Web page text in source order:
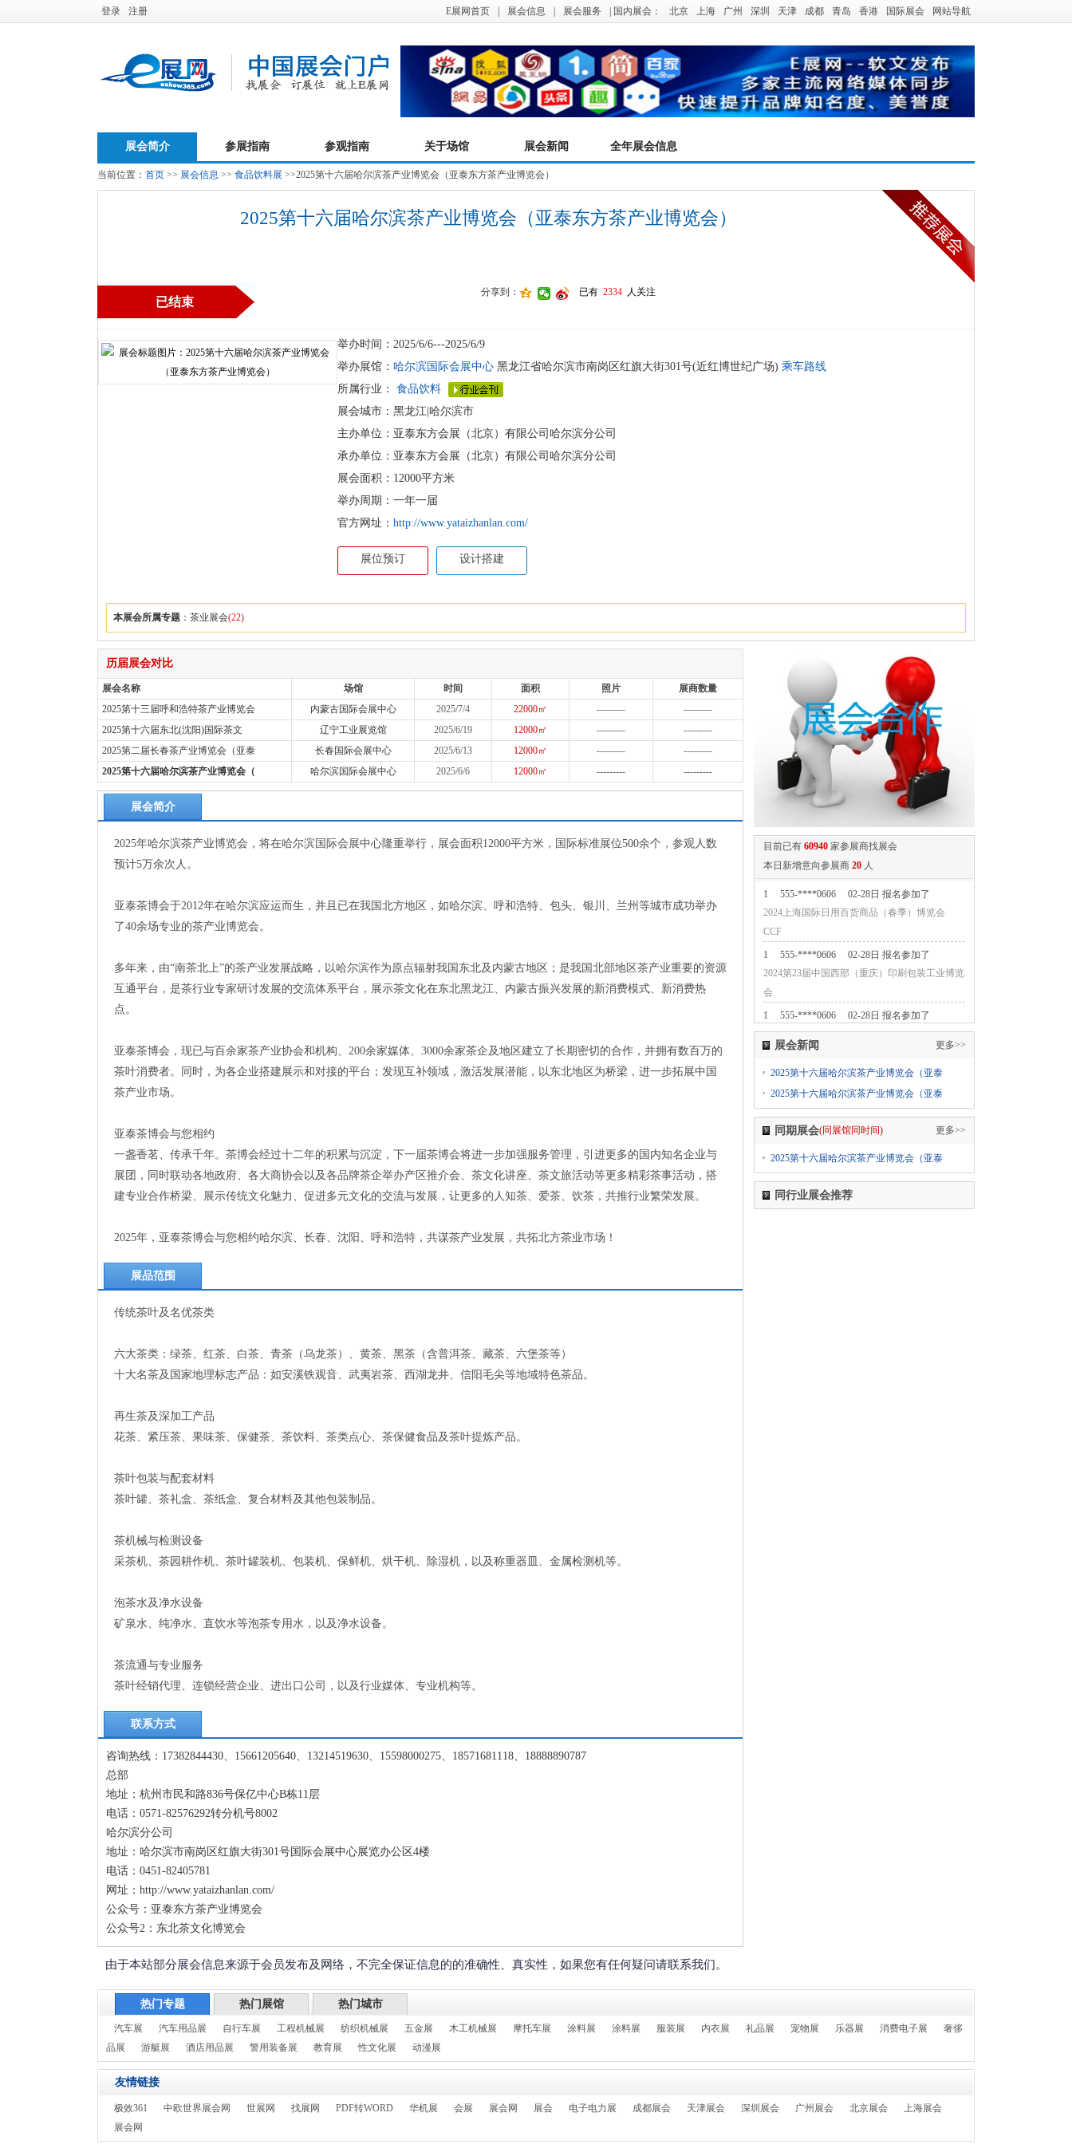
登录 注册 E展网首页 展会信息 展会服务 | 国内展会： 北京 上海 广州 深圳 天津 成都 青岛 香港 国际展会 网站导航
展会简介 参展指南 参观指南 关于场馆 展会新闻 全年展会信息
当前位置： 首页 >> 展会信息 >> 食品饮料展 >>2025第十六届哈尔滨茶产业博览会（亚泰东方茶产业博览会）
2025第十六届哈尔滨茶产业博览会（亚泰东方茶产业博览会）
已结束
分享到： 已有 2334 人关注
举办时间：2025/6/6---2025/6/9
举办展馆： 哈尔滨国际会展中心 黑龙江省哈尔滨市南岗区红旗大街301号(近红博世纪广场) 乘车路线
所属行业： 食品饮料
展会城市：黑龙江|哈尔滨市
主办单位：亚泰东方会展（北京）有限公司哈尔滨分公司
承办单位：亚泰东方会展（北京）有限公司哈尔滨分公司
展会面积：12000平方米
举办周期：一年一届
官方网址： http://www.yataizhanlan.com/
展位预订 设计搭建
本展会所属专题 ： 茶业展会(22)
历届展会对比
展会名称 场馆 时间 面积 照片
展商数量
2025第十三届呼和浩特茶产业博览会
内蒙古国际会展中心 2025/7/4 22000㎡ ---------
---------
2025第十六届东北(沈阳)国际茶文
辽宁工业展览馆 2025/6/19 12000㎡ ---------
---------
2025第二届长春茶产业博览会（亚泰
长春国际会展中心 2025/6/13 12000㎡ ---------
---------
2025第十六届哈尔滨茶产业博览会（
哈尔滨国际会展中心 2025/6/6 12000㎡ --------- ---------
展会简介
2025年哈尔滨茶产业博览会，将在哈尔滨国际会展中心隆重举行，展会面积12000平方米，国际标准展位500余个，参观人数
预计5万余次人。
亚泰茶博会于2012年在哈尔滨应运而生，并且已在我国北方地区，如哈尔滨、呼和浩特、包头、银川、兰州等城市成功举办
了40余场专业的茶产业博览会。
多年来，由“南茶北上”的茶产业发展战略，以哈尔滨作为原点辐射我国东北及内蒙古地区；是我国北部地区茶产业重要的资源
互通平台，是茶行业专家研讨发展的交流体系平台，展示茶文化在东北黑龙江、内蒙古振兴发展的新消费模式、新消费热
点。
亚泰茶博会，现已与百余家茶产业协会和机构、200余家媒体、3000余家茶企及地区建立了长期密切的合作，并拥有数百万的
茶叶消费者。同时，为各企业搭建展示和对接的平台；发现互补领域，激活发展潜能，以东北地区为桥梁，进一步拓展中国
茶产业市场。
亚泰茶博会与您相约
一盏香茗、传承千年。茶博会经过十二年的积累与沉淀，下一届茶博会将进一步加强服务管理，引进更多的国内知名企业与
展团，同时联动各地政府、各大商协会以及各品牌茶企举办产区推介会、茶文化讲座、茶文旅活动等更多精彩茶事活动，搭
建专业合作桥梁、展示传统文化魅力、促进多元文化的交流与发展，让更多的人知茶、爱茶、饮茶，共推行业繁荣发展。
2025年，亚泰茶博会与您相约哈尔滨、长春、沈阳、呼和浩特，共谋茶产业发展，共拓北方茶业市场！
展品范围
‌传统茶叶及名优茶类‌
六大茶类：绿茶、红茶、白茶、青茶（乌龙茶）、黄茶、黑茶（含普洱茶、藏茶、六堡茶等）
十大名茶及国家地理标志产品：如安溪铁观音、武夷岩茶、西湖龙井、信阳毛尖等地域特色茶品‌。
‌再生茶及深加工产品‌
花茶、紧压茶、果味茶、保健茶、茶饮料、茶类点心、茶保健食品及茶叶提炼产品‌。
‌茶叶包装与配套材料‌
茶叶罐、茶礼盒、茶纸盒、复合材料及其他包装制品‌。
茶机械与检测设备‌
采茶机、茶园耕作机、茶叶罐装机、包装机、保鲜机、烘干机、除湿机，以及称重器皿、金属检测机等‌。
‌泡茶水及净水设备‌
矿泉水、纯净水、直饮水等泡茶专用水，以及净水设备‌。
茶流通与专业服务‌
茶叶经销代理、连锁经营企业、进出口公司，以及行业媒体、专业机构等‌。
联系方式
咨询热线：17382844430、15661205640、13214519630、15598000275、18571681118、18888890787
总部
地址：杭州市民和路836号保亿中心B栋11层
电话：0571-82576292转分机号8002
哈尔滨分公司
地址：哈尔滨市南岗区红旗大街301号国际会展中心展览办公区4楼
电话：0451-82405781
网址：http://www.yataizhanlan.com/
公众号：亚泰东方茶产业博览会
公众号2：东北茶文化博览会
由于本站部分展会信息来源于会员发布及网络，不完全保证信息的的准确性、真实性，如果您有任何疑问请联系我们。
目前已有 60940 家参展商找展会
本日新增意向参展商 20 人
1 555-****0606
02-28日 报名参加了
2024上海国际日用百货商品（春季）博览会
CCF
1 555-****0606
02-28日 报名参加了
2024第23届中国西部（重庆）印刷包装工业博览
会
1 555-****0606
02-28日 报名参加了
2024第七届中国无人零售大会
2024中国国际纺织面料及辅料（春夏）博览会
555-****0606
02-28日 报名参加了
2024上海国际日用百货商品（春季）博览会
CCF
1 555-****0606
02-28日 报名参加了
CCF
展会新闻 更多>>
2025第十六届哈尔滨茶产业博览会（亚泰
2025第十六届哈尔滨茶产业博览会（亚泰
同期展会(同展馆同时间) 更多>>
2025第十六届哈尔滨茶产业博览会（亚泰
同行业展会推荐
热门专题 热门展馆 热门城市
汽车展 汽车用品展 自行车展 工程机械展 纺织机械展 五金展 木工机械展 摩托车展 涂料展 涂料展 服装展 内衣展 礼品展 宠物展 乐器展 消费电子展
奢侈
品展
游艇展 酒店用品展 警用装备展 教育展 性文化展 动漫展
友情链接
极效361 中欧世界展会网 世展网 找展网 PDF转WORD 华机展 会展 展会网 展会 电子电力展 成都展会 天津展会 深圳展会 广州展会 北京展会
上海展会
展会网